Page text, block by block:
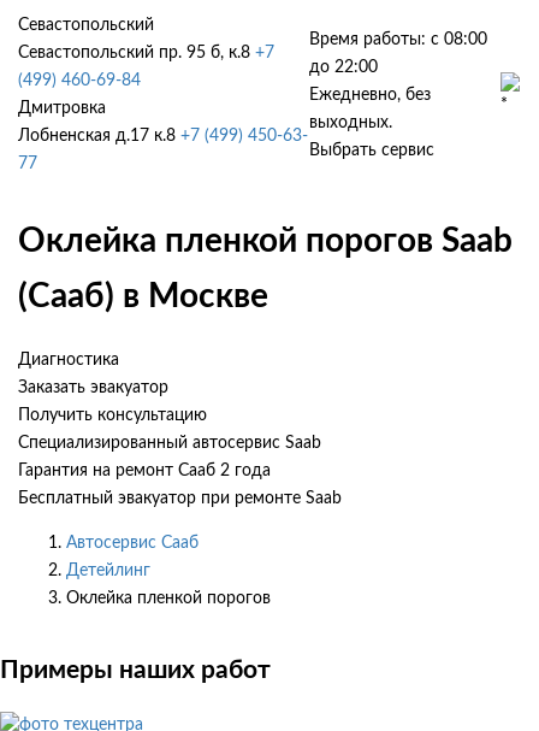
Севастопольский
Севастопольский пр. 95 б, к.8 +7
(499) 460-69-84
Дмитровка
Лобненская д.17 к.8 +7 (499) 450-63-
77
Время работы: с 08:00
до 22:00
Ежедневно, без
выходных.
Выбрать сервис
Оклейка пленкой порогов Saab
(Сааб) в Москве
Диагностика
Заказать эвакуатор
Получить консультацию
Специализированный автосервис Saab
Гарантия на ремонт Сааб 2 года
Бесплатный эвакуатор при ремонте Saab
Автосервис Сааб
Детейлинг
Оклейка пленкой порогов
Примеры наших работ